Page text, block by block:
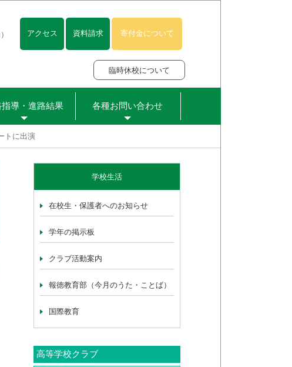
アクセス 資料請求 寄付金について
臨時休校について
指導・進路結果 各種お問い合わせ
トに出演
学校生活
在校生・保護者へのお知らせ
学年の掲示板
クラブ活動案内
報徳教育部（今月のうた・ことば）
国際教育
高等学校クラブ